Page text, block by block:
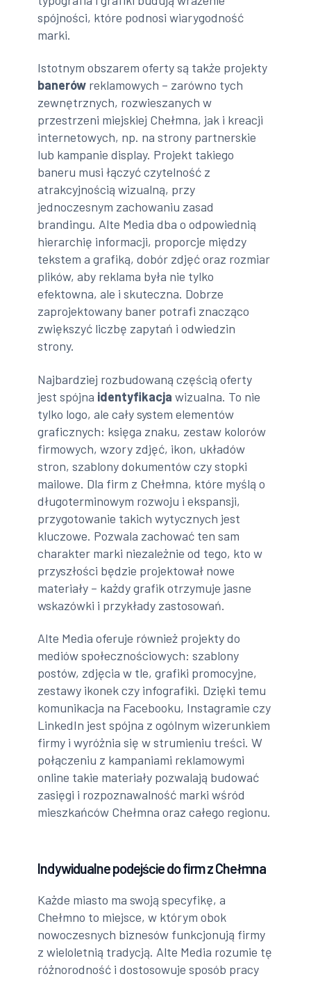
spójności, które podnosi wiarygodność
marki.
Istotnym obszarem oferty są także projekty
banerów reklamowych – zarówno tych
zewnętrznych, rozwieszanych w
przestrzeni miejskiej Chełmna, jak i kreacji
internetowych, np. na strony partnerskie
lub kampanie display. Projekt takiego
baneru musi łączyć czytelność z
atrakcyjnością wizualną, przy
jednoczesnym zachowaniu zasad
brandingu. Alte Media dba o odpowiednią
hierarchię informacji, proporcje między
tekstem a grafiką, dobór zdjęć oraz rozmiar
plików, aby reklama była nie tylko
efektowna, ale i skuteczna. Dobrze
zaprojektowany baner potrafi znacząco
zwiększyć liczbę zapytań i odwiedzin
strony.
Najbardziej rozbudowaną częścią oferty
jest spójna identyfikacja wizualna. To nie
tylko logo, ale cały system elementów
graficznych: księga znaku, zestaw kolorów
firmowych, wzory zdjęć, ikon, układów
stron, szablony dokumentów czy stopki
mailowe. Dla firm z Chełmna, które myślą o
długoterminowym rozwoju i ekspansji,
przygotowanie takich wytycznych jest
kluczowe. Pozwala zachować ten sam
charakter marki niezależnie od tego, kto w
przyszłości będzie projektował nowe
materiały – każdy grafik otrzymuje jasne
wskazówki i przykłady zastosowań.
Alte Media oferuje również projekty do
mediów społecznościowych: szablony
postów, zdjęcia w tle, grafiki promocyjne,
zestawy ikonek czy infografiki. Dzięki temu
komunikacja na Facebooku, Instagramie czy
LinkedIn jest spójna z ogólnym wizerunkiem
firmy i wyróżnia się w strumieniu treści. W
połączeniu z kampaniami reklamowymi
online takie materiały pozwalają budować
zasięgi i rozpoznawalność marki wśród
mieszkańców Chełmna oraz całego regionu.
Indywidualne podejście do firm z Chełmna
Każde miasto ma swoją specyfikę, a
Chełmno to miejsce, w którym obok
nowoczesnych biznesów funkcjonują firmy
z wieloletnią tradycją. Alte Media rozumie tę
różnorodność i dostosowuje sposób pracy